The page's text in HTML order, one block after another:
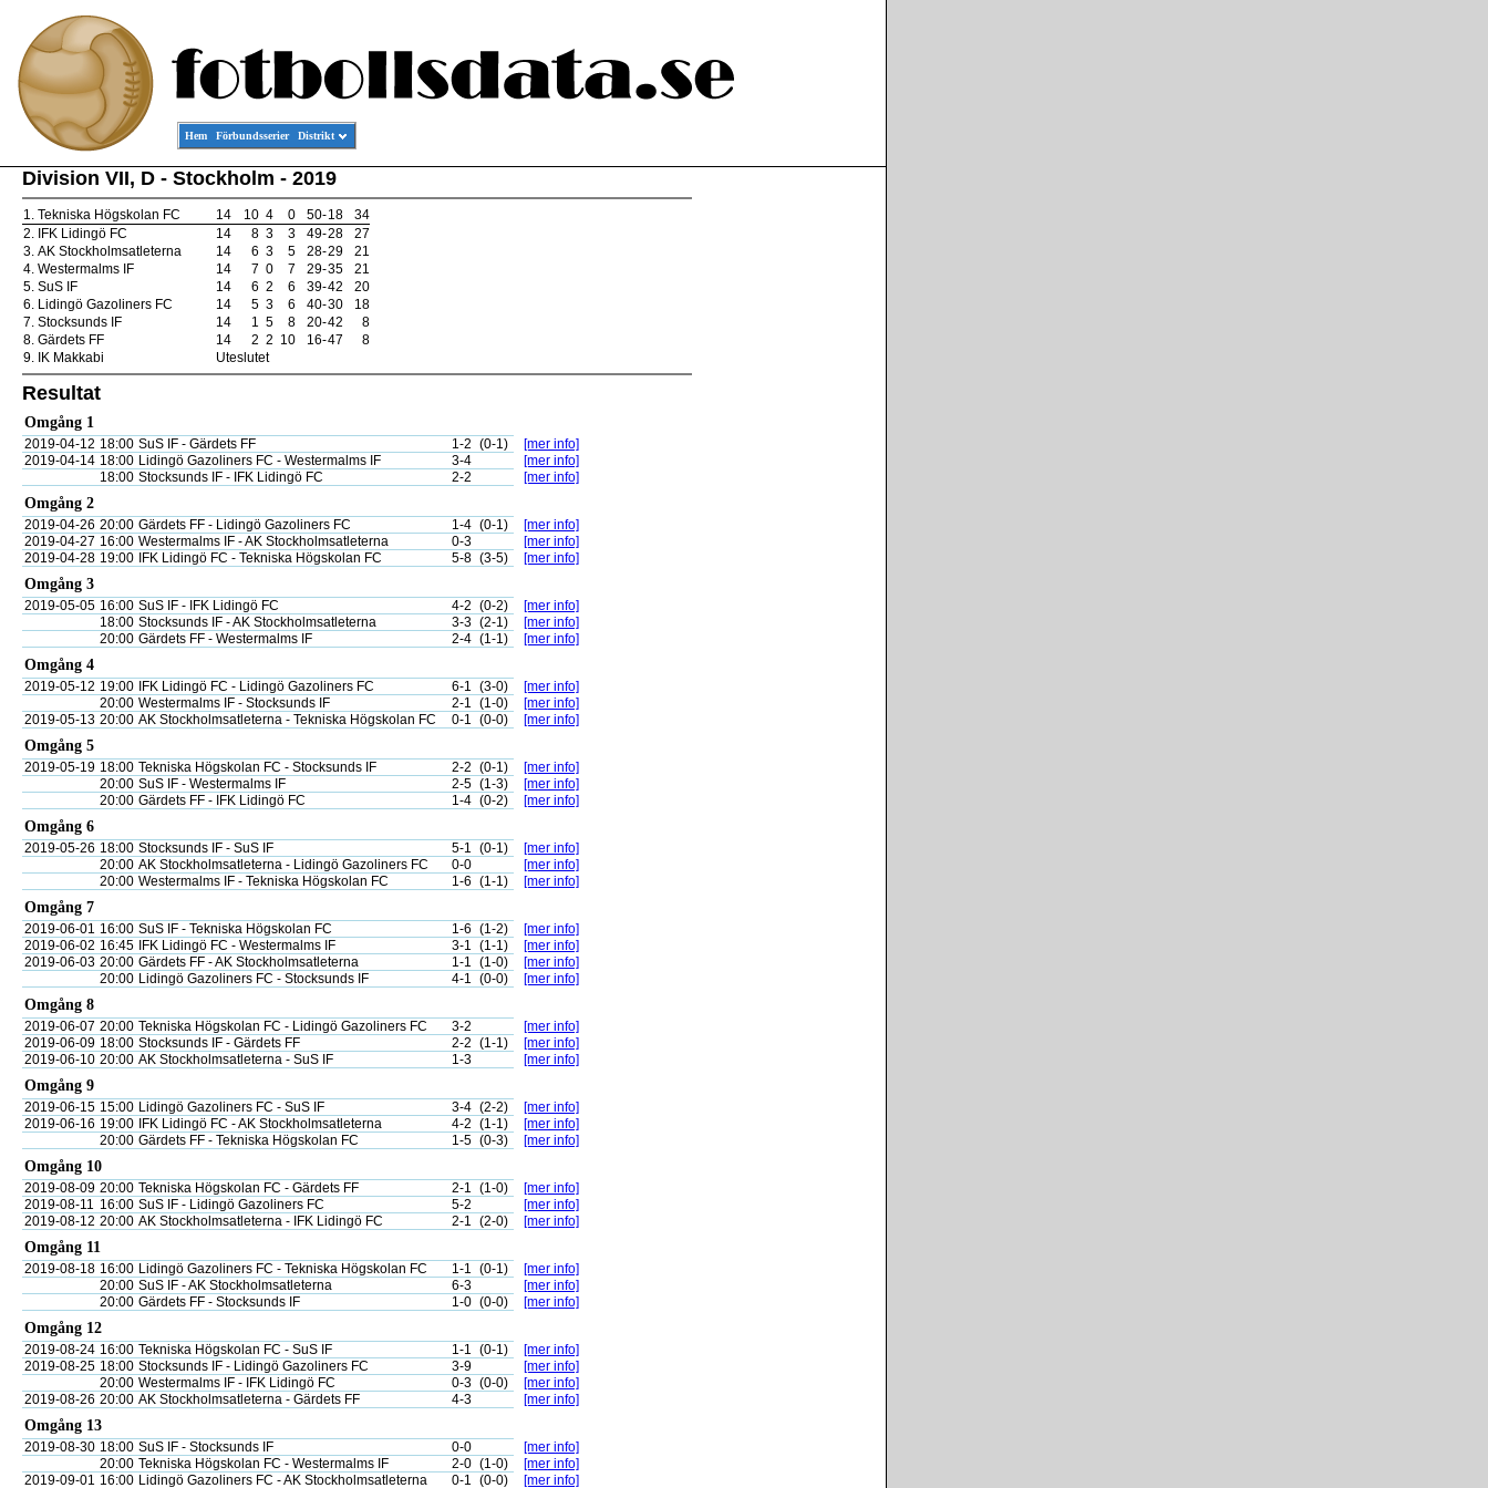
Hem Förbundsserier Distrikt
Division VII, D - Stockholm - 2019
1. Tekniska Högskolan FC 14 10 4 0 50-18
34
2. IFK Lidingö FC 14 8 3 3 49-28
27
3. AK Stockholmsatleterna 14 6 3 5 28-29
21
4. Westermalms IF 14 7 0 7 29-35
21
5. SuS IF 14 6 2 6 39-42
20
6. Lidingö Gazoliners FC 14 5 3 6 40-30
18
7. Stocksunds IF 14 1 5 8 20-42
8
8. Gärdets FF 14 2 2 10 16-47
8
9. IK Makkabi Uteslutet
Resultat
Omgång 1
2019-04-12 18:00 SuS IF - Gärdets FF 1-2 (0-1)
[mer info]
2019-04-14 18:00 Lidingö Gazoliners FC - Westermalms IF 3-4
[mer info]
18:00 Stocksunds IF - IFK Lidingö FC 2-2 [mer info]
Omgång 2
2019-04-26 20:00 Gärdets FF - Lidingö Gazoliners FC 1-4 (0-1)
[mer info]
2019-04-27 16:00 Westermalms IF - AK Stockholmsatleterna 0-3
[mer info]
2019-04-28 19:00 IFK Lidingö FC - Tekniska Högskolan FC 5-8 (3-5) [mer info]
Omgång 3
2019-05-05 16:00 SuS IF - IFK Lidingö FC 4-2 (0-2)
[mer info]
18:00 Stocksunds IF - AK Stockholmsatleterna 3-3 (2-1)
[mer info]
20:00 Gärdets FF - Westermalms IF 2-4 (1-1) [mer info]
Omgång 4
2019-05-12 19:00 IFK Lidingö FC - Lidingö Gazoliners FC 6-1 (3-0)
[mer info]
20:00 Westermalms IF - Stocksunds IF 2-1 (1-0)
[mer info]
2019-05-13 20:00 AK Stockholmsatleterna - Tekniska Högskolan FC 0-1 (0-0) [mer info]
Omgång 5
2019-05-19 18:00 Tekniska Högskolan FC - Stocksunds IF 2-2 (0-1)
[mer info]
20:00 SuS IF - Westermalms IF 2-5 (1-3)
[mer info]
20:00 Gärdets FF - IFK Lidingö FC 1-4 (0-2) [mer info]
Omgång 6
2019-05-26 18:00 Stocksunds IF - SuS IF 5-1 (0-1)
[mer info]
20:00 AK Stockholmsatleterna - Lidingö Gazoliners FC 0-0
[mer info]
20:00 Westermalms IF - Tekniska Högskolan FC 1-6 (1-1) [mer info]
Omgång 7
2019-06-01 16:00 SuS IF - Tekniska Högskolan FC 1-6 (1-2)
[mer info]
2019-06-02 16:45 IFK Lidingö FC - Westermalms IF 3-1 (1-1)
[mer info]
2019-06-03 20:00 Gärdets FF - AK Stockholmsatleterna 1-1 (1-0)
[mer info]
20:00 Lidingö Gazoliners FC - Stocksunds IF 4-1 (0-0) [mer info]
Omgång 8
2019-06-07 20:00 Tekniska Högskolan FC - Lidingö Gazoliners FC 3-2
[mer info]
2019-06-09 18:00 Stocksunds IF - Gärdets FF 2-2 (1-1)
[mer info]
2019-06-10 20:00 AK Stockholmsatleterna - SuS IF 1-3 [mer info]
Omgång 9
2019-06-15 15:00 Lidingö Gazoliners FC - SuS IF 3-4 (2-2)
[mer info]
2019-06-16 19:00 IFK Lidingö FC - AK Stockholmsatleterna 4-2 (1-1)
[mer info]
20:00 Gärdets FF - Tekniska Högskolan FC 1-5 (0-3) [mer info]
Omgång 10
2019-08-09 20:00 Tekniska Högskolan FC - Gärdets FF 2-1 (1-0)
[mer info]
2019-08-11 16:00 SuS IF - Lidingö Gazoliners FC 5-2
[mer info]
2019-08-12 20:00 AK Stockholmsatleterna - IFK Lidingö FC 2-1 (2-0) [mer info]
Omgång 11
2019-08-18 16:00 Lidingö Gazoliners FC - Tekniska Högskolan FC 1-1 (0-1)
[mer info]
20:00 SuS IF - AK Stockholmsatleterna 6-3
[mer info]
20:00 Gärdets FF - Stocksunds IF 1-0 (0-0) [mer info]
Omgång 12
2019-08-24 16:00 Tekniska Högskolan FC - SuS IF 1-1 (0-1)
[mer info]
2019-08-25 18:00 Stocksunds IF - Lidingö Gazoliners FC 3-9
[mer info]
20:00 Westermalms IF - IFK Lidingö FC 0-3 (0-0)
[mer info]
2019-08-26 20:00 AK Stockholmsatleterna - Gärdets FF 4-3 [mer info]
Omgång 13
2019-08-30 18:00 SuS IF - Stocksunds IF 0-0
[mer info]
20:00 Tekniska Högskolan FC - Westermalms IF 2-0 (1-0)
[mer info]
2019-09-01 16:00 Lidingö Gazoliners FC - AK Stockholmsatleterna 0-1 (0-0) [mer info]